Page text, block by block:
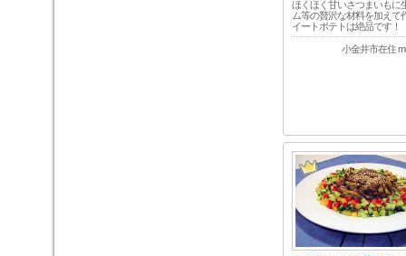
ほくほく甘いさつまいもに
ム等の贅沢な材料を加えて
イートポテトは絶品です！
小金井市在住